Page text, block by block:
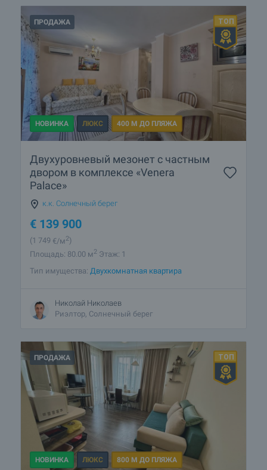
ПРОДАЖА
НОВИНКА ЛЮКС 400 М ДО ПЛЯЖА
Двухуровневый мезонет с частным
двором в комплексе «Venera
Palace»
к.к. Солнечный берег
€ 139 900
(1 749 €/м2)
Площадь: 80.00 м2 Этаж: 1
Тип имущества: Двухкомнатная квартира
Николай Николаев
Риэлтор, Солнечный берег
ПРОДАЖА
НОВИНКА ЛЮКС 800 М ДО ПЛЯЖА